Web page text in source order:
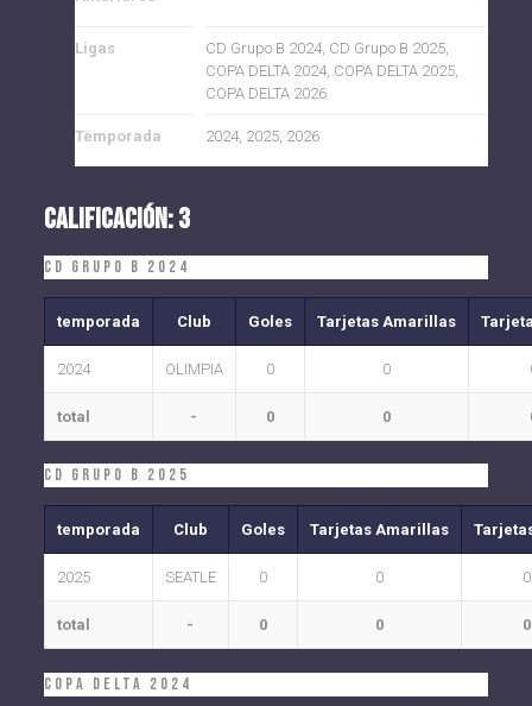
Ligas
CD Grupo B 2024, CD Grupo B 2025,
COPA DELTA 2024, COPA DELTA 2025,
COPA DELTA 2026
Temporada 2024, 2025, 2026
CALIFICACIÓN: 3
CD Grupo B 2024
temporada Club Goles Tarjetas Amarillas
2024 OLIMPIA 0 0
total - 0 0
CD Grupo B 2025
temporada Club Goles Tarjetas Amarillas
2025 SEATLE 0 0 0
total - 0 0 0
COPA DELTA 2024